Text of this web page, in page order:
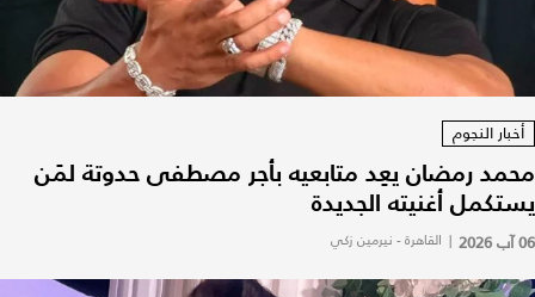
أخبار النجوم
محمد رمضان يعِد متابعيه بأجر مصطفى حدوتة لمَن
يستكمل أغنيته الجديدة
06 آب 2026 | القاهرة - نيرمين زكي